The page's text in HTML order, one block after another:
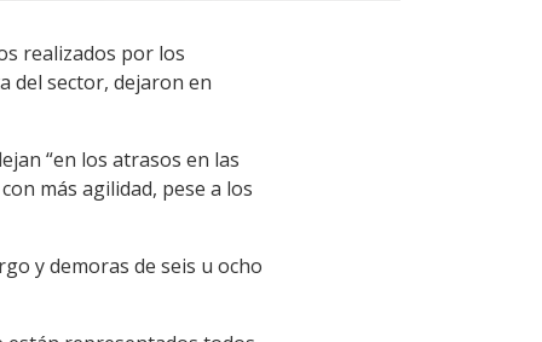
realizados por los
del sector, dejaron en
“en los atrasos en las
más agilidad, pese a los
y demoras de seis u ocho